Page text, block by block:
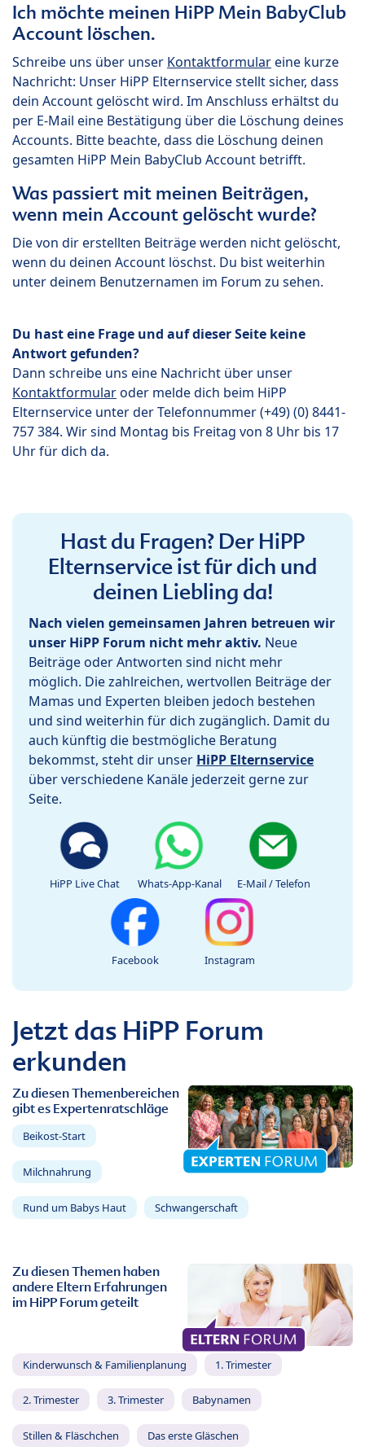
Ich möchte meinen HiPP Mein BabyClub
Account löschen.
Schreibe uns über unser Kontaktformulareine kurze
Nachricht: Unser HiPP Elternservice stellt sicher, dass
dein Account gelöscht wird. Im Anschluss erhältst du
per E-Mail eine Bestätigung über die Löschung deines
Accounts. Bitte beachte, dass die Löschung deinen
gesamten HiPP Mein BabyClub Account betrifft.
Was passiert mit meinen Beiträgen,
wenn mein Account gelöscht wurde?
Die von dir erstellten Beiträge werden nicht gelöscht,
wenn du deinen Account löschst. Du bist weiterhin
unter deinem Benutzernamen im Forum zu sehen.
Du hast eine Frage und auf dieser Seite keine
Antwort gefunden?
Dann schreibe uns eine Nachricht über unser
Kontaktformularoder melde dich beim HiPP
Elternservice unter der Telefonnummer (+49) (0) 8441-
757 384. Wir sind Montag bis Freitag von 8 Uhr bis 17
Uhr für dich da.
Hast du Fragen? Der HiPP
Elternservice ist für dich und
deinen Liebling da!
Nach vielen gemeinsamen Jahren betreuen wir
unser HiPP Forum nicht mehr aktiv. Neue
Beiträge oder Antworten sind nicht mehr
möglich. Die zahlreichen, wertvollen Beiträge der
Mamas und Experten bleiben jedoch bestehen
und sind weiterhin für dich zugänglich. Damit du
auch künftig die bestmögliche Beratung
bekommst, steht dir unser HiPP Elternservice
über verschiedene Kanäle jederzeit gerne zur
Seite.
HiPP Live Chat Whats-App-Kanal E-Mail / Telefon
Facebook Instagram
Jetzt das HiPP Forum
erkunden
Zu diesen Themenbereichen
gibt es Expertenratschläge
Beikost-Start
Milchnahrung
Rund um Babys Haut Schwangerschaft
Zu diesen Themen haben
andere Eltern Erfahrungen
im HiPP Forum geteilt
Kinderwunsch & Familienplanung 1. Trimester
2. Trimester 3. Trimester Babynamen
Stillen & Fläschchen Das erste Gläschen